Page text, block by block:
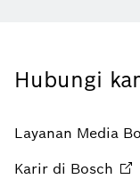
Hubungi
Layanan Media
Karir di Bosch